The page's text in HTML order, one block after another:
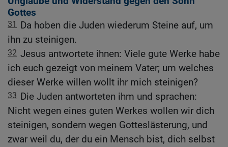
Gottes
31
Da hoben die Juden wiederum Steine auf, um
ihn zu steinigen.
32 Jesus antwortete ihnen: Viele gute Werke habe
ich euch gezeigt von meinem Vater; um welches
dieser Werke willen wollt ihr mich steinigen?
33 Die Juden antworteten ihm und sprachen:
Nicht wegen eines guten Werkes wollen wir dich
steinigen, sondern wegen Gotteslästerung, und
zwar weil du, der du ein Mensch bist, dich selbst